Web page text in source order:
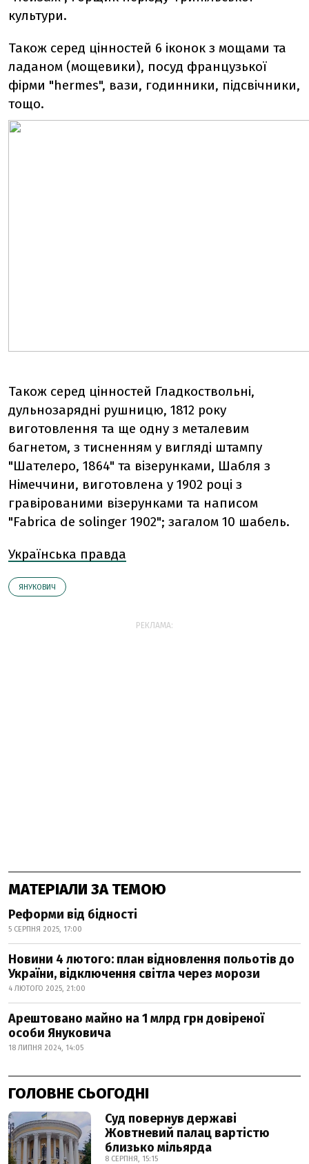
культури.
Також серед цінностей 6 іконок з мощами та
ладаном (мощевики), посуд французької
фірми "hermes", вази, годинники, підсвічники,
тощо.
Також серед цінностей Гладкоствольні,
дульнозарядні рушницю, 1812 року
виготовлення та ще одну з металевим
багнетом, з тисненням у вигляді штампу
"Шателеро, 1864" та візерунками, Шабля з
Німеччини, виготовлена у 1902 році з
гравірованими візерунками та написом
"Fabrica de solinger 1902"; загалом 10 шабель.
Українська правда
ЯНУКОВИЧ
РЕКЛАМА:
МАТЕРІАЛИ ЗА ТЕМОЮ
Реформи від бідності
5 СЕРПНЯ 2025, 17:00
Новини 4 лютого: план відновлення польотів до
України, відключення світла через морози
4 ЛЮТОГО 2025, 21:00
Арештовано майно на 1 млрд грн довіреної
особи Януковича
18 ЛИПНЯ 2024, 14:05
ГОЛОВНЕ СЬОГОДНІ
Суд повернув державі
Жовтневий палац вартістю
близько мільярда
8 СЕРПНЯ, 15:15